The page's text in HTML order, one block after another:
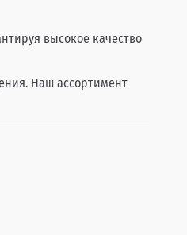
высокое качество
Наш ассортимент